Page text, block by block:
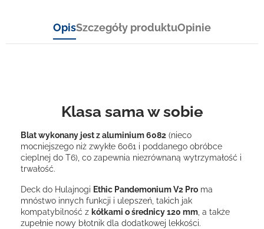
OpisSzczegóły produktuOpinie
Klasa sama w sobie
Blat wykonany jest z aluminium 6082(nieco
mocniejszego niż zwykłe 6061 i poddanego obróbce
cieplnej do T6), co zapewnia niezrównaną wytrzymałość i
trwałość.
Deck do Hulajnogi Ethic Pandemonium V2 Proma
mnóstwo innych funkcji i ulepszeń, takich jak
kompatybilność z kółkami o średnicy 120 mm, a także
zupełnie nowy błotnik dla dodatkowej lekkości.